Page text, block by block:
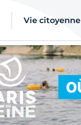
Vie citoyenne